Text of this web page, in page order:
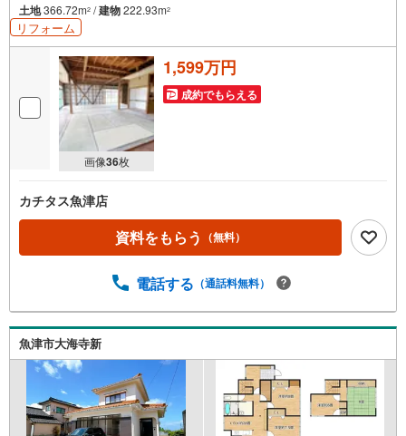
土地366.72m2 /建物222.93m2
リフォーム
画像36枚
1,599万円
成約でもらえる
カチタス魚津店
資料をもらう （無料）
電話する （通話料無料）
魚津市大海寺新